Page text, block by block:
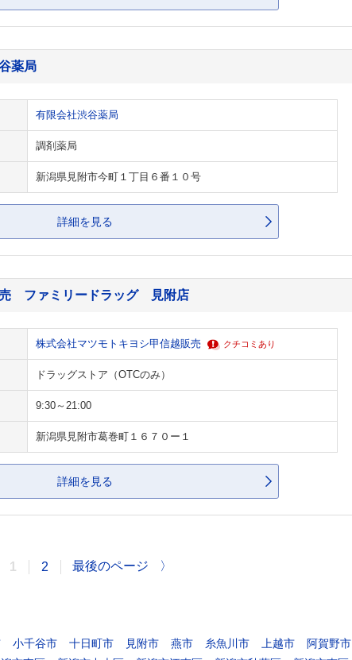
薬局
有限会社渋谷薬局
調剤薬局
新潟県見附市今町１丁目６番１０号
詳細を見る
売 ファミリードラッグ 見附店
株式会社マツモトキヨシ甲信越販売 クチコミあり
ドラッグストア（OTCのみ）
9:30～21:00
新潟県見附市葛巻町１６７０ー１
詳細を見る
1 2 最後のページ 〉
小千谷市 十日町市 見附市 燕市 糸魚川市 上越市
阿賀野市